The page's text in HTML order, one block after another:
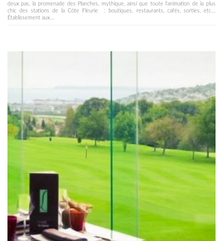
deux pas, la promenade des Planches, mythique, ainsi que toute l'animation de la plus
chic des stations de la Côte Fleurie : boutiques, restaurants, cafés, sorties, etc...
Établissement aux...